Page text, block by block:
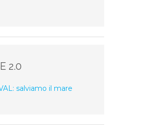
2.0
salviamo il mare